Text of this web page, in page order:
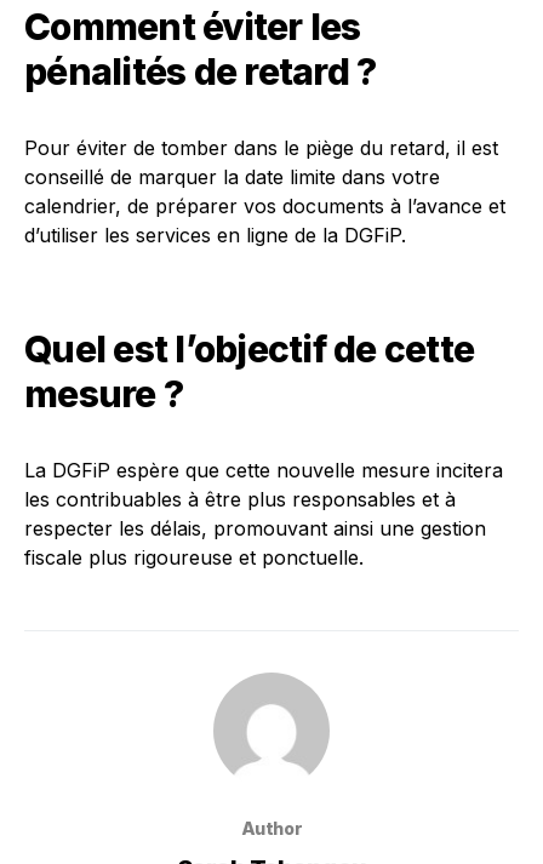
Comment éviter les
pénalités de retard ?
Pour éviter de tomber dans le piège du retard, il est
conseillé de marquer la date limite dans votre
calendrier, de préparer vos documents à l’avance et
d’utiliser les services en ligne de la DGFiP.
Quel est l’objectif de cette
mesure ?
La DGFiP espère que cette nouvelle mesure incitera
les contribuables à être plus responsables et à
respecter les délais, promouvant ainsi une gestion
fiscale plus rigoureuse et ponctuelle.
Author